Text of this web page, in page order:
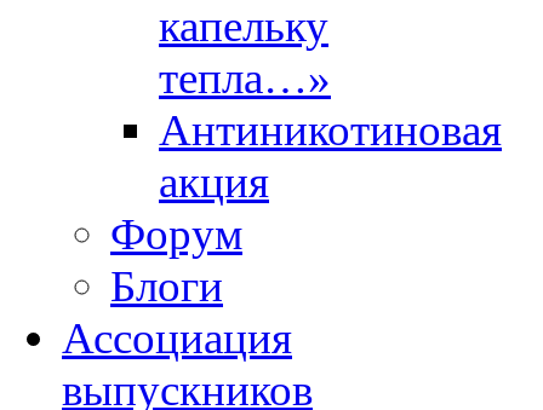
капельку
тепла…»
Антиникотиновая
акция
Форум
Блоги
Ассоциация
выпускников